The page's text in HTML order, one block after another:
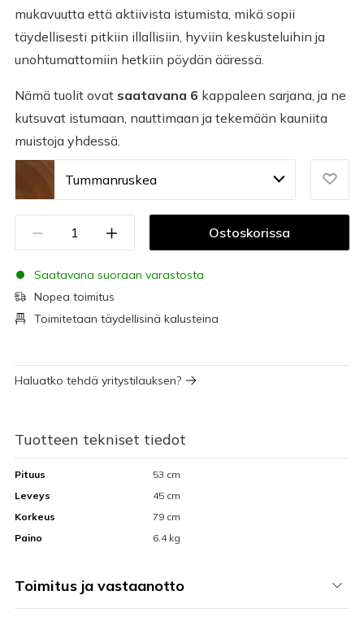
mukavuutta että aktiivista istumista, mikä sopii
täydellisesti pitkiin illallisiin, hyviin keskusteluihin ja
unohtumattomiin hetkiin pöydän ääressä.
Nämä tuolit ovat saatavana 6 kappaleen sarjana, ja ne
kutsuvat istumaan, nauttimaan ja tekemään kauniita
muistoja yhdessä.
Tummanruskea
Ostoskorissa
Saatavana suoraan varastosta
Nopea toimitus
Toimitetaan täydellisinä kalusteina
Haluatko tehdä yritystilauksen?
Tuotteen tekniset tiedot
Pituus
53 cm
Leveys
45 cm
Korkeus
79 cm
Paino
6.4 kg
Toimitus ja vastaanotto